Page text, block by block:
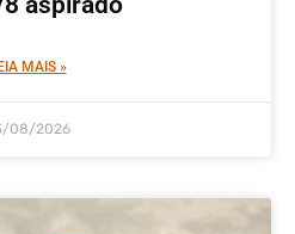
MAIS »
08/2026